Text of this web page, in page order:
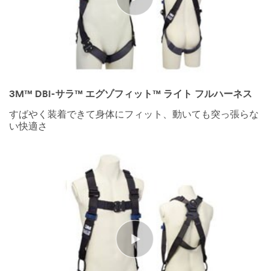
3M™ DBI-サラ™ エグゾフィット™ ライト フルハーネス
すばやく装着できて身体にフィット、動いても突っ張らな
い快適さ